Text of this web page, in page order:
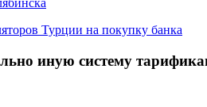
Турции на покупку банка
иную систему